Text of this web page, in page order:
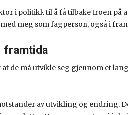
i politikk til å få tilbake troen på
meg som fagperson, også i
framtida
at de må utvikle seg gjennom et
av utvikling og endring.